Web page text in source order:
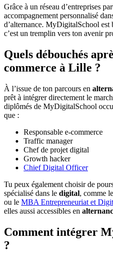
Grâce à un réseau d’entreprises
accompagnement personnalisé
d’alternance. MyDigitalSchool est
c’est un tremplin vers ton avenir
Quels débouchés
commerce à Lille ?
À l’issue de ton parcours en
prêt à intégrer directement le
diplômés de MyDigitalSchool
que :
Responsable e-commerce
Traffic manager
Chef de projet digital
Growth hacker
Chief Digital Officer
Tu peux également choisir de
spécialisé dans le digital, comme le
ou le MBA Entrepreneuriat et
elles aussi accessibles en
Comment intégrer
?